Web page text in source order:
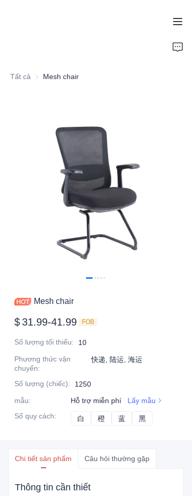
Tất cả Mesh chair
Mesh chair
$ 31.99-41.99 FOB
Số lượng tối thiểu:
10
Phương thức vận
chuyển:
快递, 陆运, 海运
Số lượng (chiếc):
1250
mẫu: Hỗ trợ miễn phí
Lấy mẫu
Số quy cách: 白 橙 蓝 黑
Chi tiết sản phẩm Câu hỏi thường gặp
Thông tin cần thiết